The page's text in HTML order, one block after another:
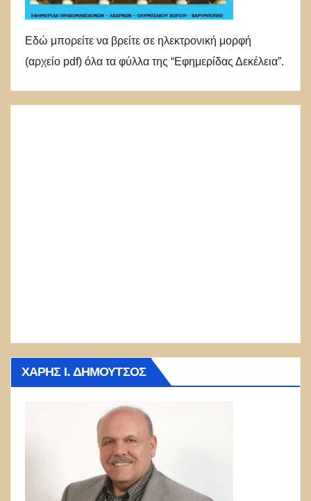
Εδώ μπορείτε να βρείτε σε ηλεκτρονική μορφή
(αρχείο pdf) όλα τα φύλλα της “Εφημερίδας Δεκέλεια”.
ΧΆΡΗΣ Ι. ΔΗΜΟΎΤΣΟΣ